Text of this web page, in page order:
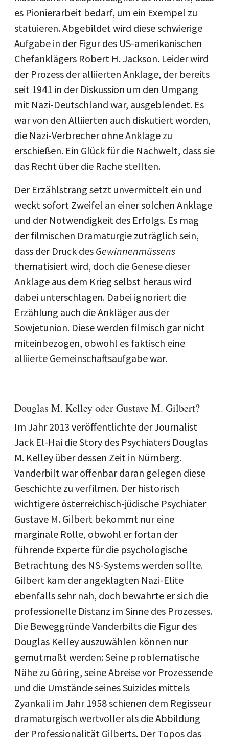
es Pionierarbeit bedarf, um ein Exempel zu
statuieren. Abgebildet wird diese schwierige
Aufgabe in der Figur des US-amerikanischen
Chefanklägers Robert H. Jackson. Leider wird
der Prozess der alliierten Anklage, der bereits
seit 1941 in der Diskussion um den Umgang
mit Nazi-Deutschland war, ausgeblendet. Es
war von den Alliierten auch diskutiert worden,
die Nazi-Verbrecher ohne Anklage zu
erschießen. Ein Glück für die Nachwelt, dass sie
das Recht über die Rache stellten.
Der Erzählstrang setzt unvermittelt ein und
weckt sofort Zweifel an einer solchen Anklage
und der Notwendigkeit des Erfolgs. Es mag
der filmischen Dramaturgie zuträglich sein,
dass der Druck des Gewinnenmüssens
thematisiert wird, doch die Genese dieser
Anklage aus dem Krieg selbst heraus wird
dabei unterschlagen. Dabei ignoriert die
Erzählung auch die Ankläger aus der
Sowjetunion. Diese werden filmisch gar nicht
miteinbezogen, obwohl es faktisch eine
alliierte Gemeinschaftsaufgabe war.
Douglas M. Kelley oder Gustave M. Gilbert?
Im Jahr 2013 veröffentlichte der Journalist
Jack El-Hai die Story des Psychiaters Douglas
M. Kelley über dessen Zeit in Nürnberg.
Vanderbilt war offenbar daran gelegen diese
Geschichte zu verfilmen. Der historisch
wichtigere österreichisch-jüdische Psychiater
Gustave M. Gilbert bekommt nur eine
marginale Rolle, obwohl er fortan der
führende Experte für die psychologische
Betrachtung des NS-Systems werden sollte.
Gilbert kam der angeklagten Nazi-Elite
ebenfalls sehr nah, doch bewahrte er sich die
professionelle Distanz im Sinne des Prozesses.
Die Beweggründe Vanderbilts die Figur des
Douglas Kelley auszuwählen können nur
gemutmaßt werden: Seine problematische
Nähe zu Göring, seine Abreise vor Prozessende
und die Umstände seines Suizides mittels
Zyankali im Jahr 1958 schienen dem Regisseur
dramaturgisch wertvoller als die Abbildung
der Professionalität Gilberts. Der Topos das